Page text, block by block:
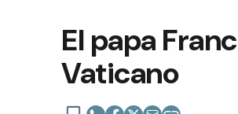
El papa
Vaticano